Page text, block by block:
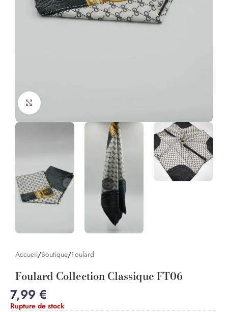
Click to enlarge
Accueil/Boutique/Foulard
Foulard Collection Classique FT06
7,99 €
Rupture de stock